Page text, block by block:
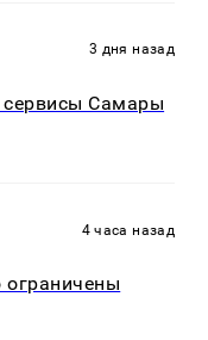
3 дня назад
Самары
4 часа назад